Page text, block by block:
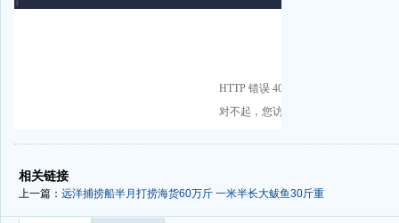
-
相关链接
上一篇： 远洋捕捞船半月打捞海货60万斤 一米半长大鲅鱼30斤重